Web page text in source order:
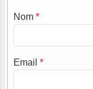
Nom *
Email *